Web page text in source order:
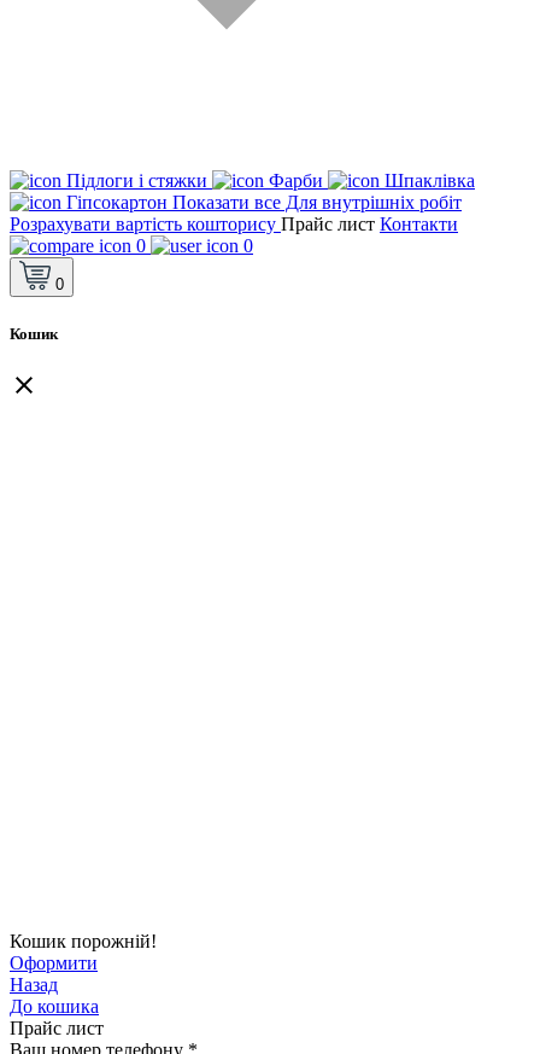
Підлоги і стяжки Фарби
Шпаклівка
Гіпсокартон Показати все Для внутрішніх робіт
Розрахувати вартість кошторису Прайс лист Контакти
0
0
0
Кошик
Кошик порожній!
Оформити
Назад
До кошика
Прайс лист
Ваш номер телефону *